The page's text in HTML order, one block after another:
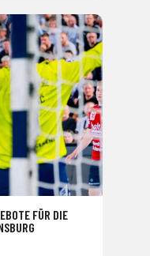
FÜR DIE